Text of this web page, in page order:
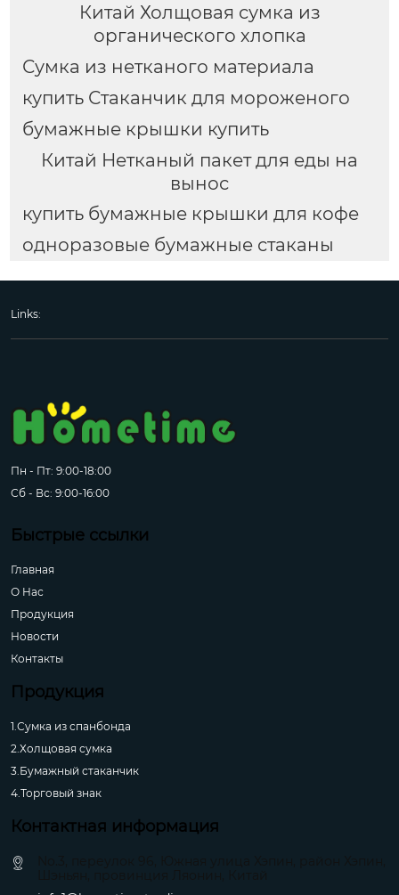
Китай Холщовая сумка из
органического хлопка
Сумка из нетканого материала
купить Стаканчик для мороженого
бумажные крышки купить
Китай Нетканый пакет для еды на
вынос
купить бумажные крышки для кофе
одноразовые бумажные стаканы
Links:
Пн - Пт: 9:00-18:00
Сб - Вс: 9:00-16:00
Быстрые ссылки
Главная
О Hас
Продукция
Новости
Контакты
Продукция
1.Сумка из спанбонда
2.Холщовая сумка
3.Бумажный стаканчик
4.Торговый знак
Контактная информация